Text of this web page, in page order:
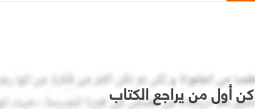
كن أول من يراجع الكتاب